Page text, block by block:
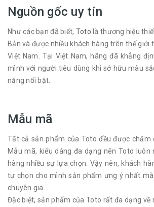
Nguồn gốc uy tín
Như các bạn đã biết, Toto là thương hiệu
Bản và được nhiều khách hàng trên thế giới
Việt Nam. Tại Việt Nam, hãng đã khẳng
mình với người tiêu dùng khi sở hữu màu
năng nổi bật.
Mẫu mã
Tất cả sản phẩm của Toto đều được chăm
Mẫu mã, kiểu dáng đa dạng nên Toto luôn
hàng nhiều sự lựa chọn. Vậy nên, khách
tự chọn cho mình sản phẩm ưng ý nhất
chuyên gia.
Đặc biệt, sản phẩm của Toto rất đa dạng về